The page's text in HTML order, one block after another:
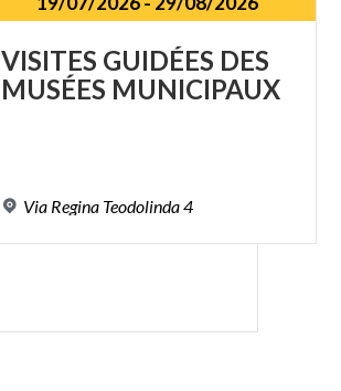
VISITES GUIDÉES DES
MUSÉES MUNICIPAUX
Via Regina Teodolinda4